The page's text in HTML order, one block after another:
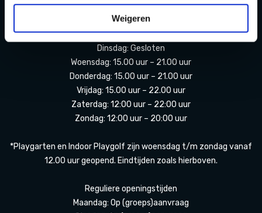
Weigeren
(11 juli t/m 23 augustus 2026)
Maandag: Gesloten
Dinsdag: Gesloten
Woensdag: 15.00 uur – 21.00 uur
Donderdag: 15.00 uur – 21.00 uur
Vrijdag: 15.00 uur – 22.00 uur
Zaterdag: 12:00 uur – 22:00 uur
Zondag: 12:00 uur – 20:00 uur
*Playgarten en Indoor Playgolf zijn woensdag t/m zondag vanaf
12.00 uur geopend. Eindtijden zoals hierboven.
Reguliere openingstijden
Maandag: Op (groeps)aanvraag